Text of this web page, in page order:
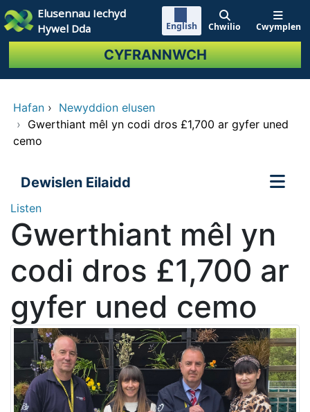
Neidio i'r prif gynnwy
Elusennau Iechyd
Hywel Dda
English Chwilio Cwymplen
CYFRANNWCH
Hafan › Newyddion elusen
› Gwerthiant mêl yn codi dros £1,700 ar gyfer uned
cemo
Dewislen Eilaidd
Listen
Gwerthiant mêl yn
codi dros £1,700 ar
gyfer uned cemo